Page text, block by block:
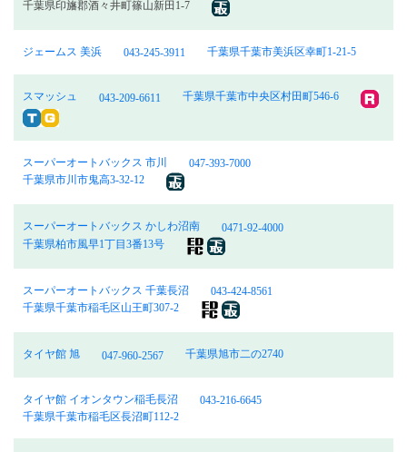
千葉県印旛郡酒々井町篠山新田1-7
ジェームス 美浜 043-245-3911 千葉県千葉市美浜区幸町1-21-5
スマッシュ 043-209-6611 千葉県千葉市中央区村田町546-6
スーパーオートバックス 市川
047-393-7000
千葉県市川市鬼高3-32-12
スーパーオートバックス かしわ沼南
0471-92-4000
千葉県柏市風早1丁目3番13号
スーパーオートバックス 千葉長沼
043-424-8561
千葉県千葉市稲毛区山王町307-2
タイヤ館 旭 047-960-2567 千葉県旭市二の2740
タイヤ館 イオンタウン稲毛長沼
043-216-6645
千葉県千葉市稲毛区長沼町112-2